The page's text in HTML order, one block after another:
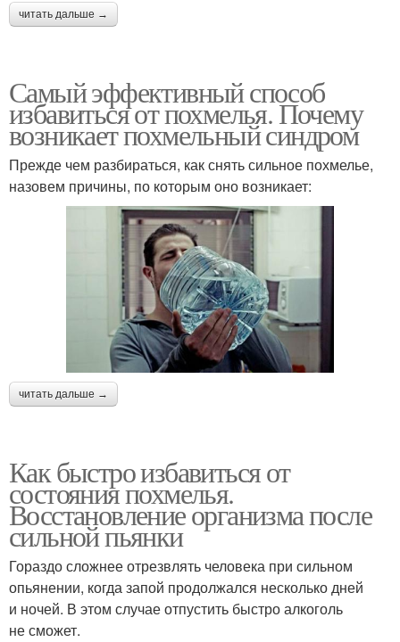
читать дальше →
Самый эффективный способ
избавиться от похмелья. Почему
возникает похмельный синдром
Прежде чем разбираться, как снять сильное похмелье,
назовем причины, по которым оно возникает:
читать дальше →
Как быстро избавиться от
состояния похмелья.
Восстановление организма после
сильной пьянки
Гораздо сложнее отрезвлять человека при сильном
опьянении, когда запой продолжался несколько дней
и ночей. В этом случае отпустить быстро алкоголь
не сможет.